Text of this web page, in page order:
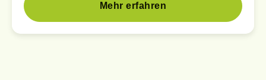
Mehr erfahren